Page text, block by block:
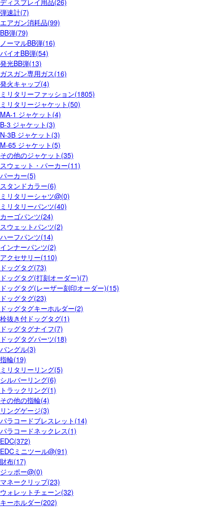
ディスプレイ用品(26)
弾速計(7)
エアガン消耗品(99)
BB弾(79)
ノーマルBB弾(16)
バイオBB弾(54)
発光BB弾(13)
ガスガン専用ガス(16)
発火キャップ(4)
ミリタリーファッション(1805)
ミリタリージャケット(50)
MA-1 ジャケット(4)
B-3 ジャケット(3)
N-3B ジャケット(3)
M-65 ジャケット(5)
その他のジャケット(35)
スウェット・パーカー(11)
パーカー(5)
スタンドカラー(6)
ミリタリーシャツ@(0)
ミリタリーパンツ(40)
カーゴパンツ(24)
スウェットパンツ(2)
ハーフパンツ(14)
インナーパンツ(2)
アクセサリー(110)
ドッグタグ(73)
ドッグタグ(打刻オーダー)(7)
ドッグタグ(レーザー刻印オーダー)(15)
ドッグタグ(23)
ドッグタグキーホルダー(2)
栓抜き付ドッグタグ(1)
ドッグタグナイフ(7)
ドッグタグパーツ(18)
バングル(3)
指輪(19)
ミリタリーリング(5)
シルバーリング(6)
トラックリング(1)
その他の指輪(4)
リングゲージ(3)
パラコードブレスレット(14)
パラコードネックレス(1)
EDC(372)
EDCミニツール@(91)
財布(17)
ジッポー@(0)
マネークリップ(23)
ウォレットチェーン(32)
キーホルダー(202)